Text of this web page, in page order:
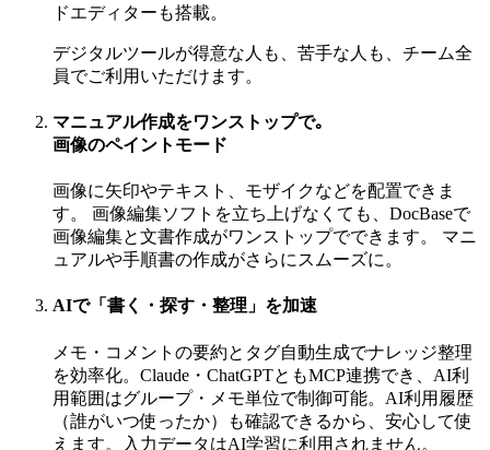
ドエディターも搭載。
デジタルツールが得意な人も、苦手な人も、チーム全
員でご利用いただけます。
マニュアル作成をワンストップで｡
画像のペイントモード
画像に矢印やテキスト、モザイクなどを配置できま
す。 画像編集ソフトを立ち上げなくても、DocBaseで
画像編集と文書作成がワンストップでできます。 マニ
ュアルや手順書の作成がさらにスムーズに。
AIで「書く・探す・整理」を加速
メモ・コメントの要約とタグ自動生成でナレッジ整理
を効率化。Claude・ChatGPTともMCP連携でき、AI利
用範囲はグループ・メモ単位で制御可能。AI利用履歴
（誰がいつ使ったか）も確認できるから、安心して使
えます。入力データはAI学習に利用されません。